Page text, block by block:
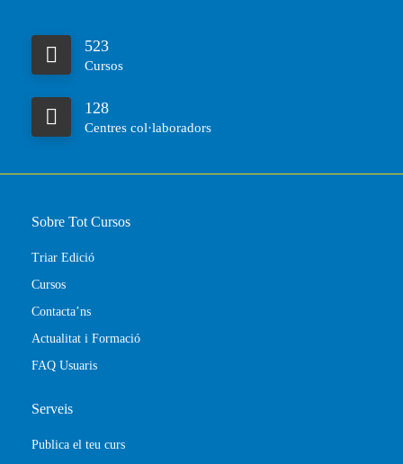
523
Cursos
128
Centres col·laboradors
Sobre Tot Cursos
Triar Edició
Cursos
Contacta’ns
Actualitat i Formació
FAQ Usuaris
Serveis
Publica el teu curs